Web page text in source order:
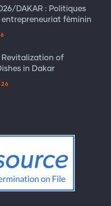
DAKAR : Politiques
entrepreneuriat féminin
Revitalization of
in Dakar